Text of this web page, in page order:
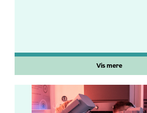
Vis mere